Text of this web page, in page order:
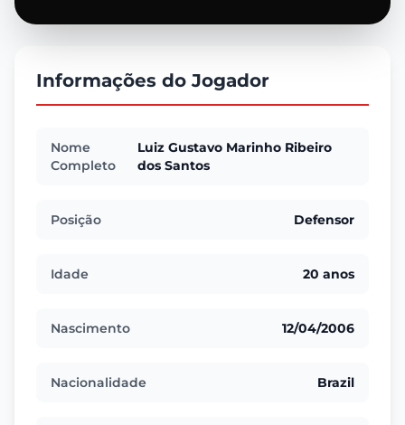
Informações do Jogador
Nome
Completo
Luiz Gustavo Marinho Ribeiro
dos Santos
Posição Defensor
Idade 20 anos
Nascimento 12/04/2006
Nacionalidade Brazil